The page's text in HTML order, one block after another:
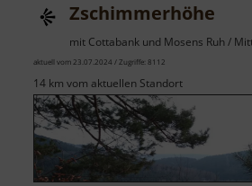
Zschimmerhöhe
mit Cottabank und Mosens Ruh /
aktuell vom 23.07.2024 / Zugriffe: 8112
14 km vom aktuellen Standort